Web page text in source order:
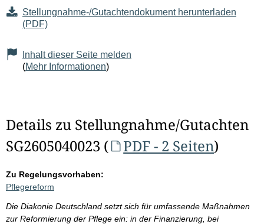
Stellungnahme-/Gutachtendokument herunterladen
(PDF)
Inhalt dieser Seite melden
(Mehr Informationen)
Details zu Stellungnahme/Gutachten
SG2605040023 (
PDF - 2 Seiten)
Zu Regelungsvorhaben:
Pflegereform
Die Diakonie Deutschland setzt sich für umfassende Maßnahmen
zur Reformierung der Pflege ein: in der Finanzierung, bei